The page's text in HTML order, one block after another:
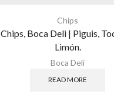
Chips
Chips, Boca Deli | Piguis,
Limón.
Boca Deli
READ MORE